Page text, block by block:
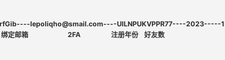
----lepoliqho@smail.com----UILNPUKVPPR77----2023-----
绑定邮箱 2FA 注册年份 好友数